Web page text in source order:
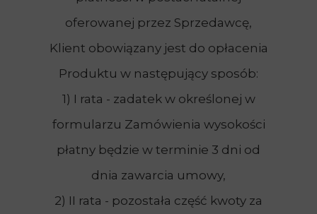
oferowanej przez Sprzedawcę,
Klient obowiązany jest do opłacenia
Produktu w następujący sposób:
1) I rata - zadatek w określonej w
formularzu Zamówienia wysokości
płatny będzie w terminie 3 dni od
dnia zawarcia umowy,
2) II rata - pozostała część kwoty za